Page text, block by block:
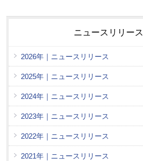
ニュースリリース
2026年｜ニュースリリース
2025年｜ニュースリリース
2024年｜ニュースリリース
2023年｜ニュースリリース
2022年｜ニュースリリース
2021年｜ニュースリリース